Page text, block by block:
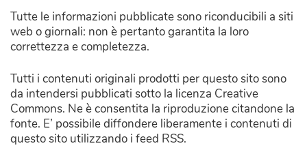
Tutte le informazioni pubblicate sono riconducibili a siti
web o giornali: non è pertanto garantita la loro
correttezza e completezza.
Tutti i contenuti originali prodotti per questo sito sono
da intendersi pubblicati sotto la licenza Creative
Commons. Ne è consentita la riproduzione citandone la
fonte. E’ possibile diffondere liberamente i contenuti di
questo sito utilizzando i feed RSS.